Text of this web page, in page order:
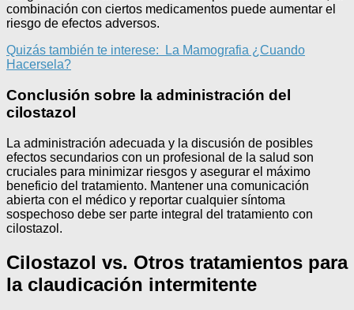
combinación con ciertos medicamentos puede aumentar el
riesgo de efectos adversos.
Quizás también te interese:
La Mamografia ¿Cuando
Hacersela?
Conclusión sobre la administración del
cilostazol
La administración adecuada y la discusión de posibles
efectos secundarios con un profesional de la salud son
cruciales para minimizar riesgos y asegurar el máximo
beneficio del tratamiento. Mantener una comunicación
abierta con el médico y reportar cualquier síntoma
sospechoso debe ser parte integral del tratamiento con
cilostazol.
Cilostazol vs. Otros tratamientos para
la claudicación intermitente